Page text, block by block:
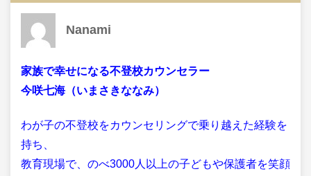
Nanami
家族で幸せになる不登校カウンセラー
今咲七海（いまさきななみ）
わが子の不登校をカウンセリングで乗り越えた経験を
持ち、
教育現場で、のべ3000人以上の子どもや保護者を笑顔